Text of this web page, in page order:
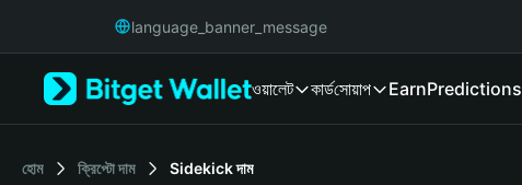
Русский
Italiano
language_banner_message
ওয়ালেট কার্ডসোয়াপ EarnPredictions
হোম ক্রিপ্টো দাম Sidekickদাম